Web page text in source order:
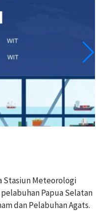
Stasiun Meteorologi
Papua Selatan
dan Pelabuhan Agats.